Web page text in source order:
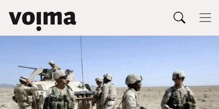
Siirry sisältöön
Päävalikko